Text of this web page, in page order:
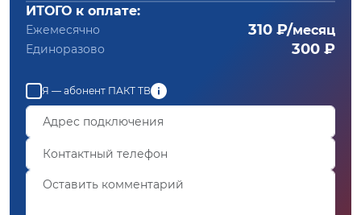
ИТОГО к оплате:
Ежемесячно 310 ₽/месяц
Единоразово 300 ₽
Я — абонент ПАКТ ТВ